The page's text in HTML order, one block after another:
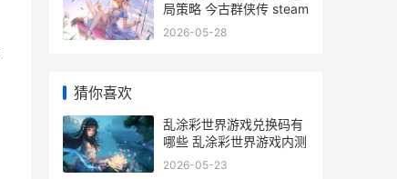
局策略 今古群侠传 steam
2026-05-28
猜你喜欢
乱涂彩世界游戏兑换码有
哪些 乱涂彩世界游戏内测
2026-05-23